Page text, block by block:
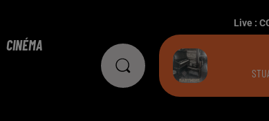
CINÉMA
Live :